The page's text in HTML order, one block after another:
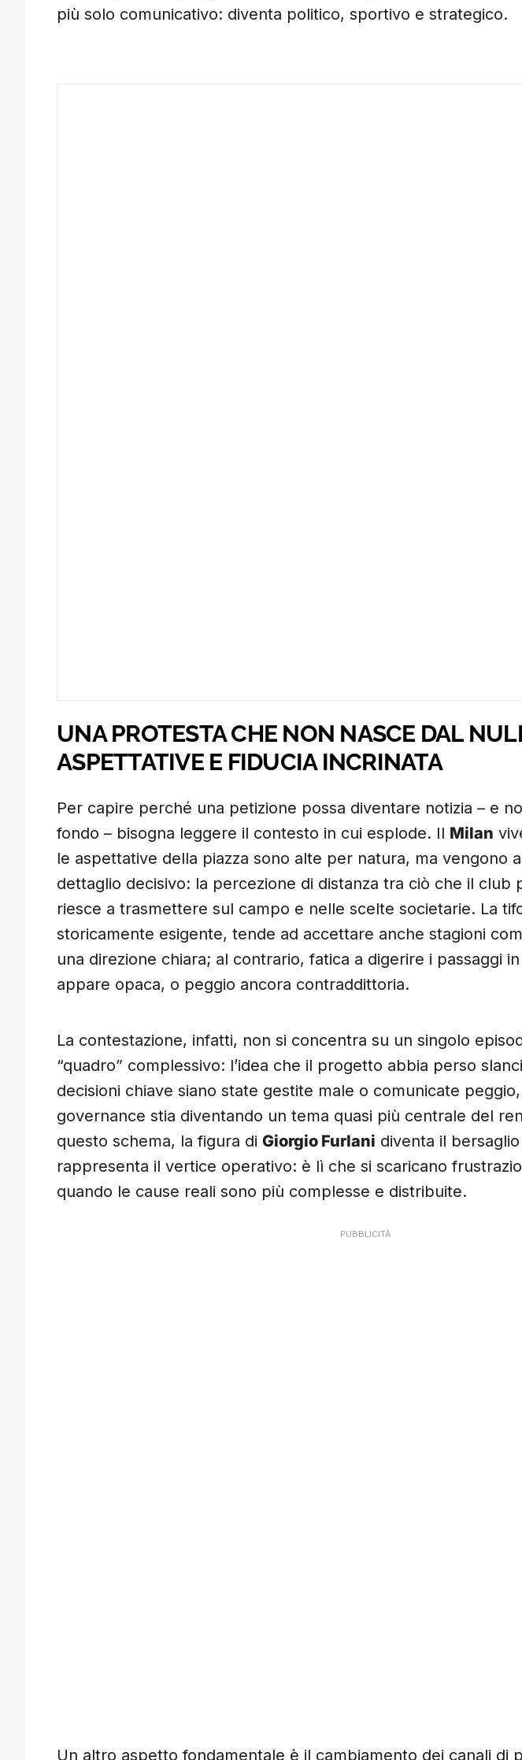
più solo comunicativo: diventa politico, sportivo e strategico.
UNA PROTESTA CHE NON NASCE DAL
ASPETTATIVE E FIDUCIA INCRINATA
Per capire perché una petizione possa diventare notizia – e
fondo – bisogna leggere il contesto in cui esplode. Il Milan
le aspettative della piazza sono alte per natura, ma vengono
dettaglio decisivo: la percezione di distanza tra ciò che il club
riesce a trasmettere sul campo e nelle scelte societarie. La
storicamente esigente, tende ad accettare anche stagioni
una direzione chiara; al contrario, fatica a digerire i passaggi
appare opaca, o peggio ancora contraddittoria.
La contestazione, infatti, non si concentra su un singolo
“quadro” complessivo: l’idea che il progetto abbia perso
decisioni chiave siano state gestite male o comunicate
governance stia diventando un tema quasi più centrale del
questo schema, la figura di Giorgio Furlani diventa il
rappresenta il vertice operativo: è lì che si scaricano
quando le cause reali sono più complesse e distribuite.
Un altro aspetto fondamentale è il cambiamento dei canali di